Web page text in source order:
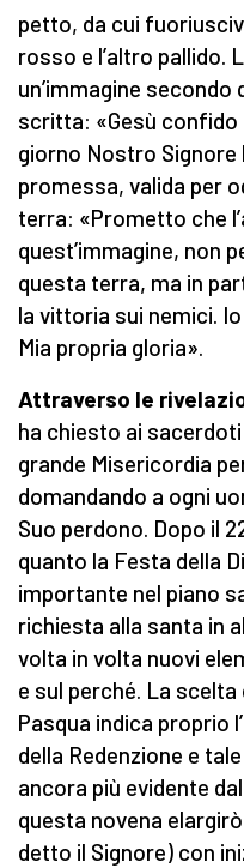
petto, da cui
rosso e l’altro pallido.
un’immagine
scritta: «Gesù confido
giorno Nostro Signore
promessa, valida per
terra: «Prometto che
quest’immagine, non
questa terra, ma in
la vittoria sui nemici.
Mia propria gloria».
Attraverso le
ha chiesto ai
grande Misericordia
domandando a ogni
Suo perdono. Dopo il
quanto la Festa della
importante nel piano
richiesta alla santa in
volta in volta nuovi
e sul perché. La
Pasqua indica proprio
della Redenzione e
ancora più evidente
questa novena
detto il Signore) con